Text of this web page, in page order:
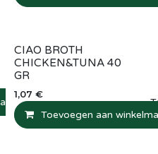
Vergelijken
CIAO BROTH
CHICKEN&TUNA 40
GR
1,07 €
Toevoegen aan